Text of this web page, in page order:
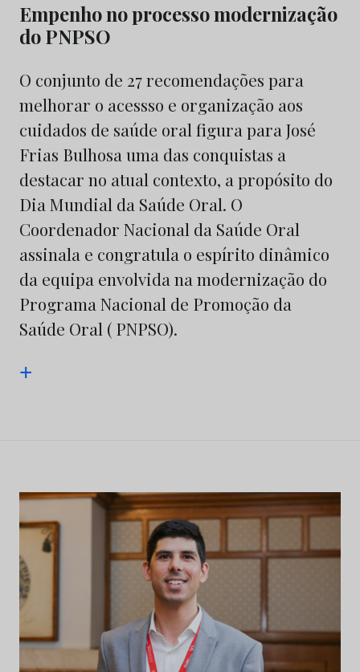
Empenho no processo modernização
do PNPSO
O conjunto de 27 recomendações para
melhorar o acessso e organização aos
cuidados de saúde oral figura para José
Frias Bulhosa uma das conquistas a
destacar no atual contexto, a propósito do
Dia Mundial da Saúde Oral. O
Coordenador Nacional da Saúde Oral
assinala e congratula o espírito dinâmico
da equipa envolvida na modernização do
Programa Nacional de Promoção da
Saúde Oral ( PNPSO).
+